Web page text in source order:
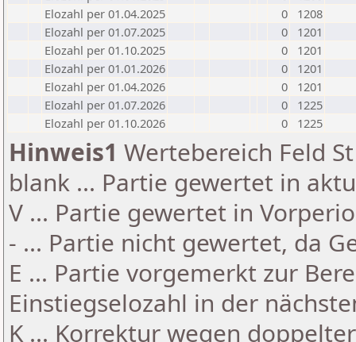
Elozahl per 01.04.2025
0
1208
Elozahl per 01.07.2025
0
1201
Elozahl per 01.10.2025
0
1201
Elozahl per 01.01.2026
0
1201
Elozahl per 01.04.2026
0
1201
Elozahl per 01.07.2026
0
1225
Elozahl per 01.10.2026
0 1225
Hinweis1 Wertebereich Feld
blank ... Partie gewertet in
V ... Partie gewertet in
- ... Partie nicht gewertet, da
E ... Partie vorgemerkt zur
Einstiegselozahl in der
K ... Korrektur wegen